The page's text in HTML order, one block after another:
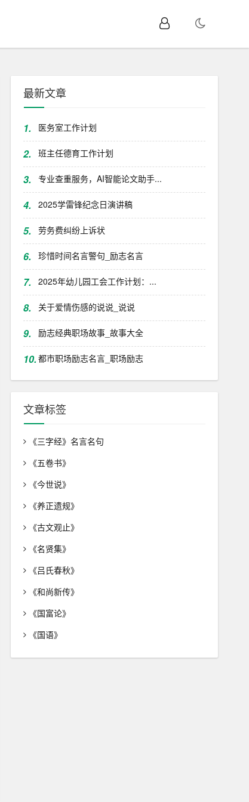
最新文章
1. 医务室工作计划
2. 班主任德育工作计划
3. 专业查重服务，AI智能论文助手...
4. 2025学雷锋纪念日演讲稿
5. 劳务费纠纷上诉状
6. 珍惜时间名言警句_励志名言
7. 2025年幼儿园工会工作计划：...
8. 关于爱情伤感的说说_说说
9. 励志经典职场故事_故事大全
10.都市职场励志名言_职场励志
文章标签
《三字经》名言名句
《五卷书》
《今世说》
《养正遗规》
《古文观止》
《名贤集》
《吕氏春秋》
《和尚新传》
《国富论》
《国语》